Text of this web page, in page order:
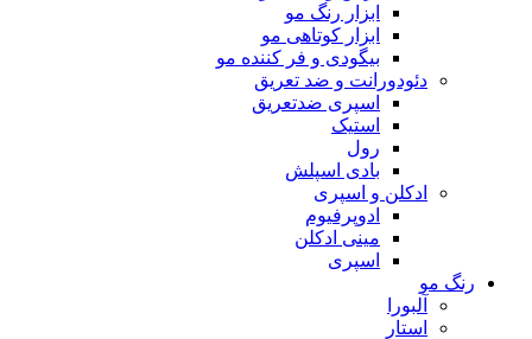
ابزار رنگ مو
ابزار کوتاهی مو
بیگودی و فر کننده مو
دئودورانت و ضد تعریق
اسپری ضدتعریق
استیک
رول
بادی اسپلش
ادکلن و اسپری
ادوپرفیوم
مینی ادکلن
اسپری
رنگ مو
آلبورا
استار